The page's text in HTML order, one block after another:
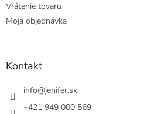
Vrátenie tovaru
Moja objednávka
Kontakt
info@jenifer.sk
+421 949 000 569